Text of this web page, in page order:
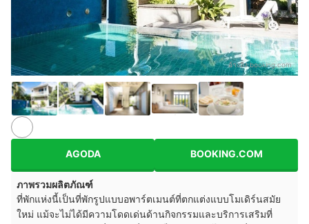
อ้างอิง:booking.com
AGODA BOOKING.COM
ภาพรวมผลิตภัณฑ์
ที่พักแห่งนี้เป็นที่พักรูปแบบอพาร์ตเมนต์ที่ตกแต่งแบบโมเดิร์นสมัย
ใหม่ แม้จะไม่ได้มีความโดดเด่นด้านกิจกรรมและบริการเสริมที่